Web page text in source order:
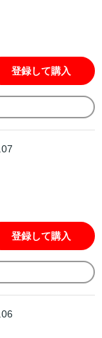
登録して購入
登録して購入